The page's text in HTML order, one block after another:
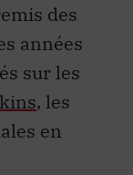
des
années
sur les
, les
en